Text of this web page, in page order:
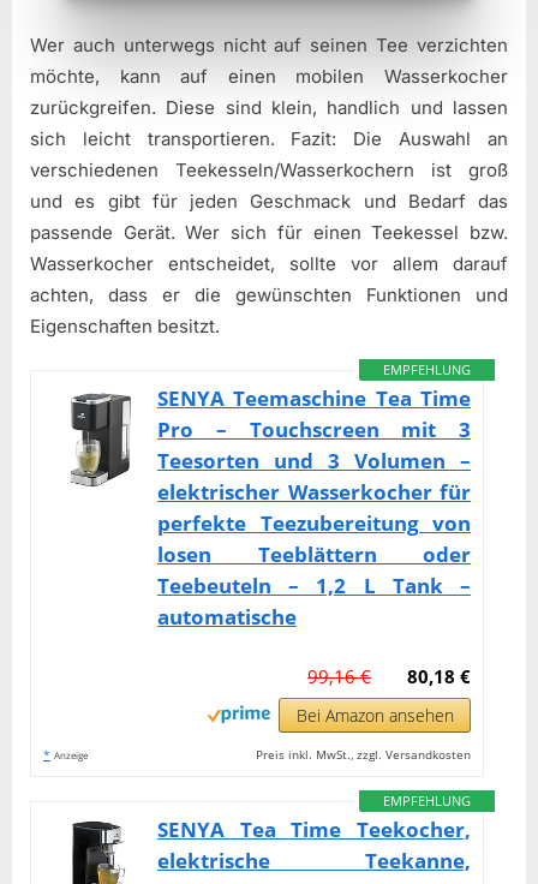
Wer auch unterwegs nicht auf seinen Tee verzichten
möchte, kann auf einen mobilen Wasserkocher
zurückgreifen. Diese sind klein, handlich und lassen
sich leicht transportieren. Fazit: Die Auswahl an
verschiedenen Teekesseln/Wasserkochern ist groß
und es gibt für jeden Geschmack und Bedarf das
passende Gerät. Wer sich für einen Teekessel bzw.
Wasserkocher entscheidet, sollte vor allem darauf
achten, dass er die gewünschten Funktionen und
Eigenschaften besitzt.
EMPFEHLUNG
SENYA Teemaschine Tea Time
Pro – Touchscreen mit 3
Teesorten und 3 Volumen –
elektrischer Wasserkocher für
perfekte Teezubereitung von
losen Teeblättern oder
Teebeuteln – 1,2 L Tank –
automatische
80,18 €
99,16 €
Bei Amazon ansehen
* Anzeige Preis inkl. MwSt., zzgl. Versandkosten
EMPFEHLUNG
SENYA Tea Time Teekocher,
elektrische Teekanne,